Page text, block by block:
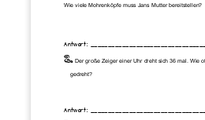
Wie viele Mohrenköpfe muss Jans Mutter bereitstellen?
Antwort:
2. Der große Zeiger einer Uhr dreht sich 36 mal. Wie
    gedreht?
Antwort: